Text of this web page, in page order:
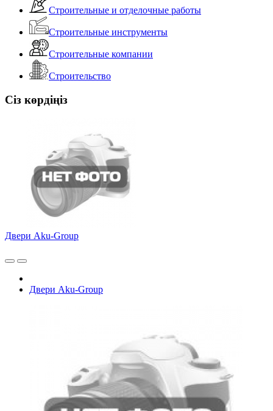
Строительные и отделочные работы
Строительные инструменты
Строительные компании
Строительство
Сіз көрдіңіз
Двери Aku-Group
Двери Aku-Group